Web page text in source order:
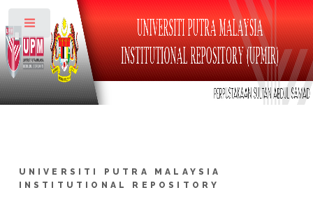
UNIVERSITI PUTRA MALAYSIA
INSTITUTIONAL REPOSITORY
Toggle